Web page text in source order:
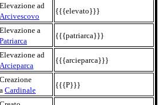
Elevazione ad
Arcivescovo
{{{elevato}}}
Elevazione a
Patriarca
{{{patriarca}}}
Elevazione ad
Arcieparca
{{{arcieparca}}}
Creazione
a Cardinale
{{{P}}}